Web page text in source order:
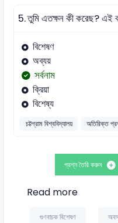
5.তুমি এতক্ষন কী করেছ? এই
বিশেষণ
অব্যয়
সর্বনাম
ক্রিয়া
বিশেষ্য
চট্টগ্রাম বিশ্ববিদ্যালয় অতিরিক্ত
প্রশ্ন তৈরি করুন
Read more
গুণবাচক বিশেষণ